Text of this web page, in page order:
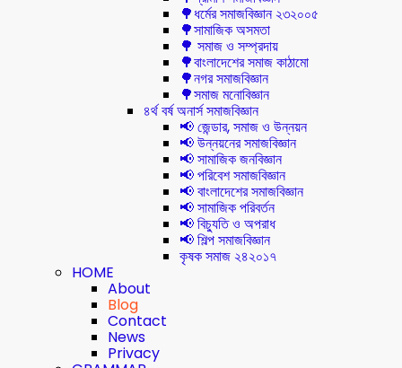
🌳ধর্মের সমাজবিজ্ঞান ২৩২০০৫
🌳সামাজিক অসমতা
🌳 সমাজ ও সম্প্রদায়
🌳বাংলাদেশের সমাজ কাঠামো
🌳নগর সমাজবিজ্ঞান
🌳সমাজ মনোবিজ্ঞান
৪র্থ বর্ষ অনার্স সমাজবিজ্ঞান
📢 জেন্ডার, সমাজ ও উন্নয়ন
📢 উন্নয়নের সমাজবিজ্ঞান
📢 সামাজিক জনবিজ্ঞান
📢 পরিবেশ সমাজবিজ্ঞান
📢 বাংলাদেশের সমাজবিজ্ঞান
📢 সামাজিক পরিবর্তন
📢 বিচ্যুতি ও অপরাধ
📢 শিল্প সমাজবিজ্ঞান
কৃষক সমাজ ২৪২০১৭
HOME
About
Blog
Contact
News
Privacy